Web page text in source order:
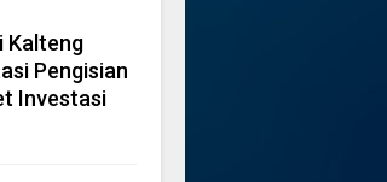
Kalteng
Pengisian
Investasi